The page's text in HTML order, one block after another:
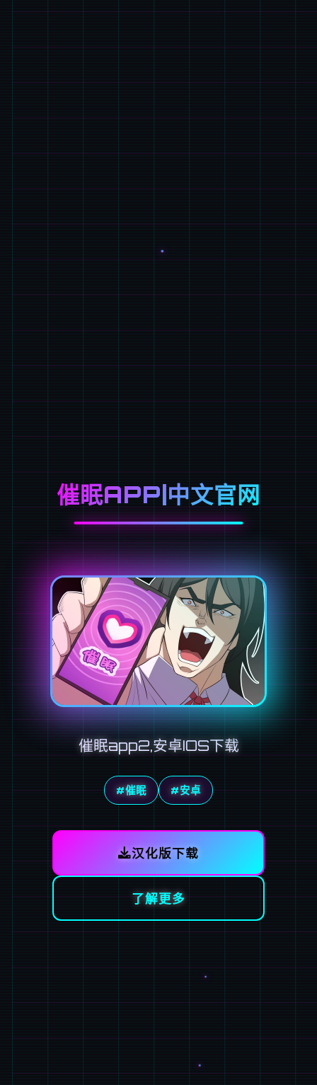
催眠APP|中文官网
催眠app2,安卓IOS下载
#催眠 #安卓
汉化版下载
了解更多